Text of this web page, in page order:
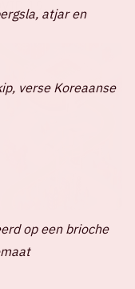
19. atjar en
verse Koreaanse
op een brioche